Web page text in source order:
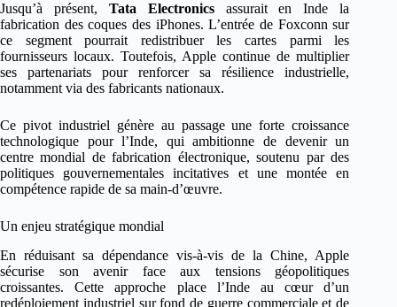
Jusqu’à présent, Tata Electronicsassurait en Inde la
fabrication des coques des iPhones. L’entrée de Foxconn sur
ce segment pourrait redistribuer les cartes parmi les
fournisseurs locaux. Toutefois, Apple continue de multiplier
ses partenariats pour renforcer sa résilience industrielle,
notamment via des fabricants nationaux.
Ce pivot industriel génère au passage une forte croissance
technologique pour l’Inde, qui ambitionne de devenir un
centre mondial de fabrication électronique, soutenu par des
politiques gouvernementales incitatives et une montée en
compétence rapide de sa main-d’œuvre.
Un enjeu stratégique mondial
En réduisant sa dépendance vis-à-vis de la Chine, Apple
sécurise son avenir face aux tensions géopolitiques
croissantes. Cette approche place l’Inde au cœur d’un
redéploiement industriel sur fond de guerre commerciale et de